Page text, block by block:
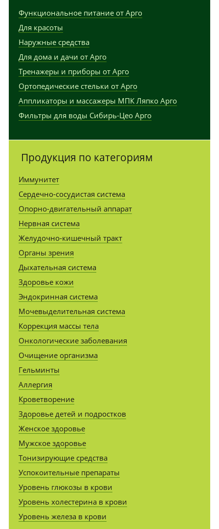
Функциональное питание от Арго
Для красоты
Наружные средства
Для дома и дачи от Арго
Тренажеры и приборы от Арго
Ортопедические стельки от Арго
Аппликаторы и массажеры МПК Ляпко Арго
Фильтры для воды Сибирь-Цео Арго
Продукция по категориям
Иммунитет
Сердечно-сосудистая система
Опорно-двигательный аппарат
Нервная система
Желудочно-кишечный тракт
Органы зрения
Дыхательная система
Здоровье кожи
Эндокринная система
Мочевыделительная система
Коррекция массы тела
Онкологические заболевания
Очищение организма
Гельминты
Аллергия
Кроветворение
Здоровье детей и подростков
Женское здоровье
Мужское здоровье
Тонизирующие средства
Успокоительные препараты
Уровень глюкозы в крови
Уровень холестерина в крови
Уровень железа в крови